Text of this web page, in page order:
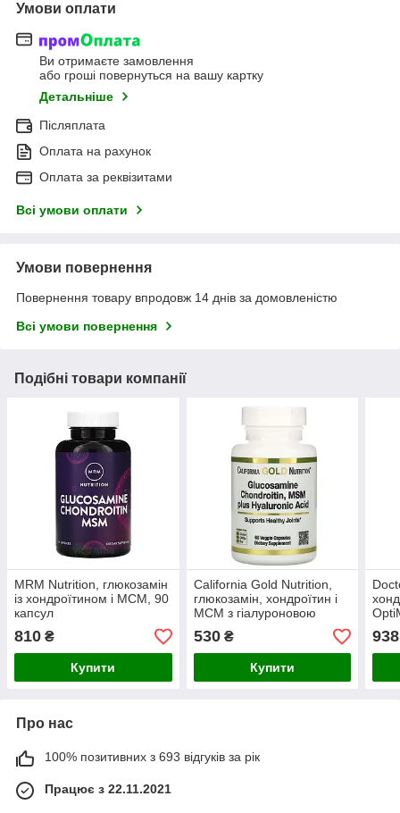
Умови оплати
Ви отримаєте замовлення
або гроші повернуться на вашу картку
Детальніше
Післяплата
Оплата на рахунок
Оплата за реквізитами
Всі умови оплати
Умови повернення
Повернення товару впродовж 14 днів за домовленістю
Всі умови повернення
Подібні товари компанії
MRM Nutrition, глюкозамін
із хондроїтином і МСМ, 90
капсул
810 ₴
Купити
California Gold Nutrition,
глюкозамін, хондроїтин і
МСМ з гіалуроновою
кислотою, 60 рослинних
капсул
530₴
Купити
938
Про нас
100% позитивних з 693 відгуків за рік
Працює з 22.11.2021